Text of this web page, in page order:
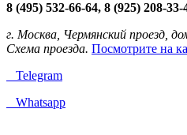
8 (495) 532-66-64, 8 (925) 208-33-
г. Москва, Чермянский проезд,
Схема проезда. Посмотрите на
Telegram
Whatsapp